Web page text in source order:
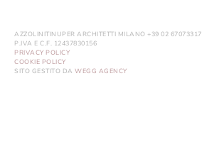
AZZOLINITINUPER ARCHITETTI MILANO +39 02 67073317
P.IVA E C.F. 12437830156
PRIVACY POLICY
COOKIE POLICY
SITO GESTITO DA WEGG AGENCY